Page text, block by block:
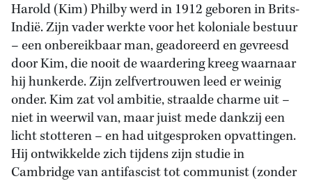
Harold (Kim) Philby werd in 1912 geboren in Brits-
Indië. Zijn vader werkte voor het koloniale bestuur
– een onbereikbaar man, geadoreerd en gevreesd
door Kim, die nooit de waardering kreeg waarnaar
hij hunkerde. Zijn zelfvertrouwen leed er weinig
onder. Kim zat vol ambitie, straalde charme uit –
niet in weerwil van, maar juist mede dankzij een
licht stotteren – en had uitgesproken opvattingen.
Hij ontwikkelde zich tijdens zijn studie in
Cambridge van antifascist tot communist (zonder